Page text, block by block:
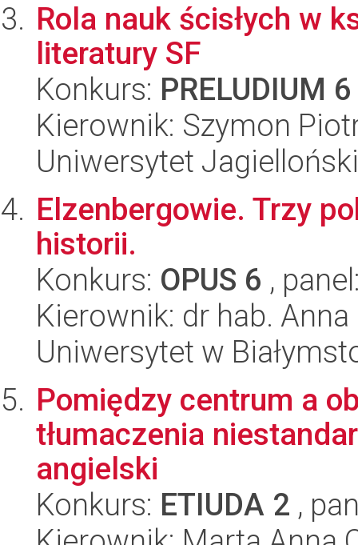
Rola nauk ścisłych w
literatury SF
Konkurs: PRELUDIUM 6
Kierownik: Szymon
Uniwersytet
Elzenbergowie. Trzy
historii.
Konkurs: OPUS 6 ,
Kierownik: dr hab.
Uniwersytet w
Pomiędzy centrum a
tłumaczenia
angielski
Konkurs: ETIUDA 2 ,